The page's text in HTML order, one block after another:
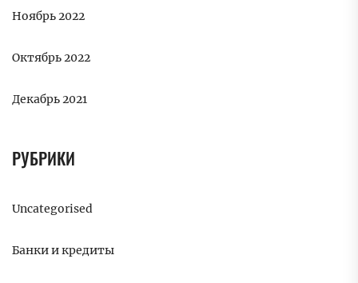
Ноябрь 2022
Октябрь 2022
Декабрь 2021
РУБРИКИ
Uncategorised
Банки и кредиты